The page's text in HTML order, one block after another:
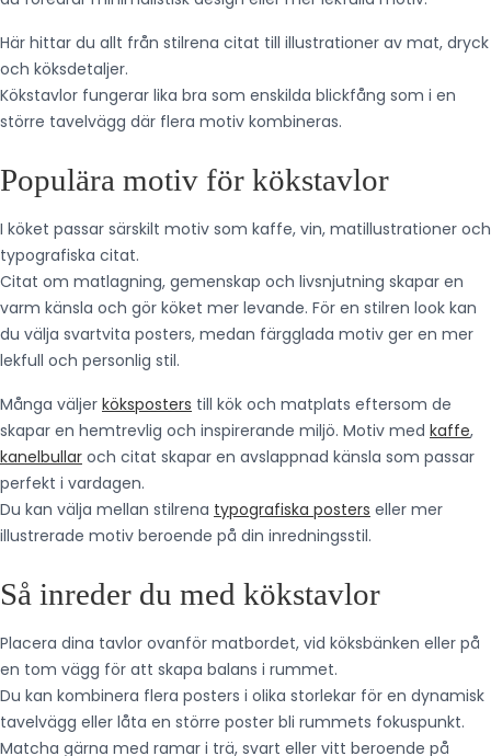
Här hittar du allt från stilrena citat till illustrationer av mat, dryck
och köksdetaljer.
Kökstavlor fungerar lika bra som enskilda blickfång som i en
större tavelvägg där flera motiv kombineras.
Populära motiv för kökstavlor
I köket passar särskilt motiv som kaffe, vin, matillustrationer och
typografiska citat.
Citat om matlagning, gemenskap och livsnjutning skapar en
varm känsla och gör köket mer levande. För en stilren look kan
du välja svartvita posters, medan färgglada motiv ger en mer
lekfull och personlig stil.
Många väljer köksposters till kök och matplats eftersom de
skapar en hemtrevlig och inspirerande miljö. Motiv med kaffe,
kanelbullar och citat skapar en avslappnad känsla som passar
perfekt i vardagen.
Du kan välja mellan stilrena typografiska posters eller mer
illustrerade motiv beroende på din inredningsstil.
Så inreder du med kökstavlor
Placera dina tavlor ovanför matbordet, vid köksbänken eller på
en tom vägg för att skapa balans i rummet.
Du kan kombinera flera posters i olika storlekar för en dynamisk
tavelvägg eller låta en större poster bli rummets fokuspunkt.
Matcha gärna med ramar i trä, svart eller vitt beroende på